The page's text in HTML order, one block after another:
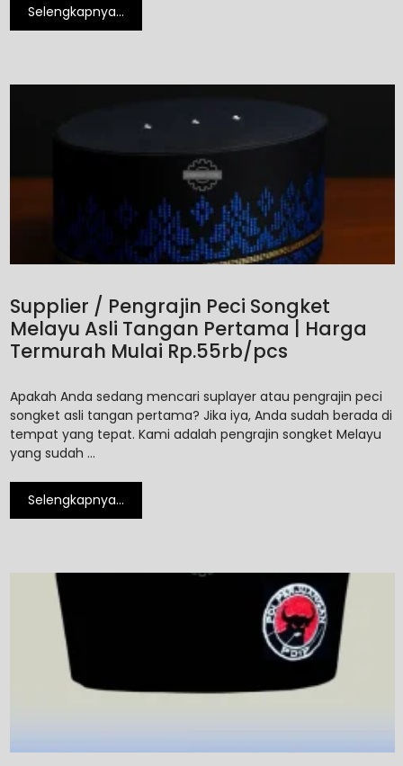
Selengkapnya…
Supplier / Pengrajin Peci Songket
Melayu Asli Tangan Pertama | Harga
Termurah Mulai Rp.55rb/pcs
Apakah Anda sedang mencari suplayer atau pengrajin peci
songket asli tangan pertama? Jika iya, Anda sudah berada di
tempat yang tepat. Kami adalah pengrajin songket Melayu
yang sudah …
Selengkapnya…